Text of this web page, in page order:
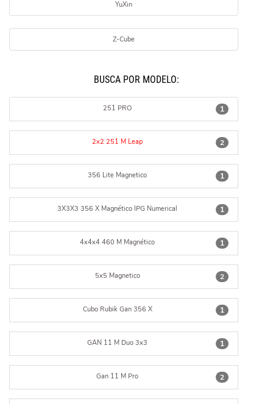
YuXin
Z-Cube
BUSCÁ POR MODELO:
1
251 PRO
2
2x2 251 M Leap
1
356 Lite Magnetico
1
3X3X3 356 X Magnético IPG Numerical
1
4x4x4 460 M Magnético
2
5x5 Magnetico
1
Cubo Rubik Gan 356 X
1
GAN 11 M Duo 3x3
2
Gan 11 M Pro